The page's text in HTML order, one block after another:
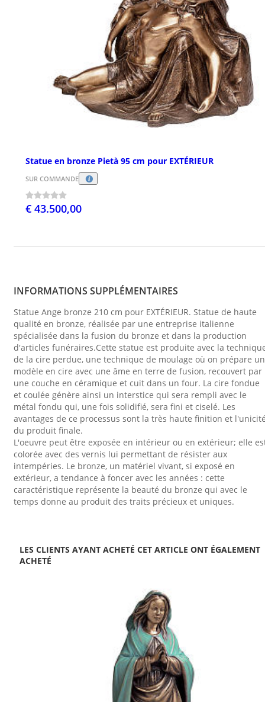
Statue en bronze Pietà 95 cm pour EXTÉRIEUR
SUR COMMANDE
€ 43.500,00
INFORMATIONS SUPPLÉMENTAIRES
Statue Ange bronze 210 cm pour EXTÉRIEUR. Statue de haute
qualité en bronze, réalisée par une entreprise italienne
spécialisée dans la fusion du bronze et dans la production
d'articles funéraires.Cette statue est produite avec la
de la cire perdue, une technique de moulage où on prépare un
modèle en cire avec une âme en terre de fusion, recouvert par
une couche en céramique et cuit dans un four. La cire fondue
et coulée génère ainsi un interstice qui sera rempli avec le
métal fondu qui, une fois solidifié, sera fini et ciselé. Les
avantages de ce processus sont la très haute finition et
du produit finale.
L'oeuvre peut être exposée en intérieur ou en extérieur; elle
colorée avec des vernis lui permettant de résister aux
intempéries. Le bronze, un matériel vivant, si exposé en
extérieur, a tendance à foncer avec les années : cette
caractéristique représente la beauté du bronze qui avec le
temps donne au produit des traits précieux et uniques.
LES CLIENTS AYANT ACHETÉ CET ARTICLE ONT ÉGALEMENT
ACHETÉ